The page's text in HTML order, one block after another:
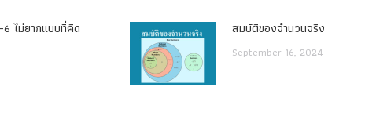
ไม่ยากแบบที่คิด สมบัติของจำนวนจริง
September 16, 2024